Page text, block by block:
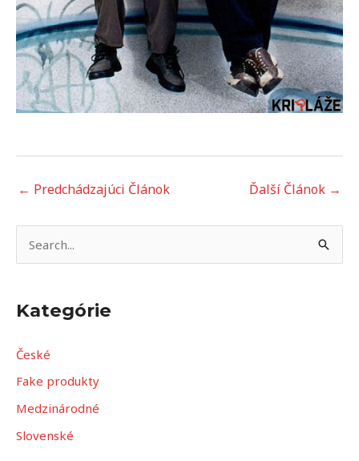
← Predchádzajúci Článok Ďalší Článok →
ľ
a
ť
:
Kategórie
České
Fake produkty
Medzinárodné
Slovenské